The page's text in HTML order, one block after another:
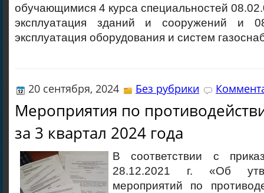
обучающимися 4 курса специальностей
эксплуатация зданий и сооружений и
эксплуатация оборудования и систем
20 сентября, 2024 Без рубрики
Мероприятия по
за 3 квартал 2024 года
В соответствии с
28.12.2021 г. «Об
мероприятий по